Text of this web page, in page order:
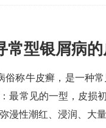
常型银屑病的
俗称牛皮癣，是一种
最常见的一型，皮损
漫性潮红、浸润、大